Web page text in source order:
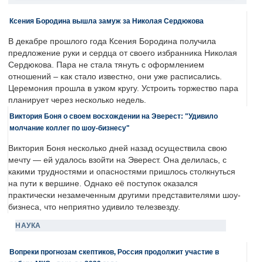
Ксения Бородина вышла замуж за Николая Сердюкова
В декабре прошлого года Ксения Бородина получила
предложение руки и сердца от своего избранника Николая
Сердюкова. Пара не стала тянуть с оформлением
отношений – как стало известно, они уже расписались.
Церемония прошла в узком кругу. Устроить торжество пара
планирует через несколько недель.
Виктория Боня о своем восхождении на Эверест: "Удивило
молчание коллег по шоу-бизнесу"
Виктория Боня несколько дней назад осуществила свою
мечту — ей удалось взойти на Эверест. Она делилась, с
какими трудностями и опасностями пришлось столкнуться
на пути к вершине. Однако её поступок оказался
практически незамеченным другими представителями шоу-
бизнеса, что неприятно удивило телезвезду.
НАУКА
Вопреки прогнозам скептиков, Россия продолжит участие в